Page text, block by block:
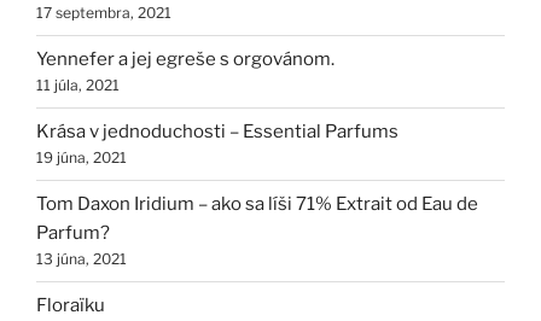
17 septembra, 2021
Yennefer a jej egreše s orgovánom.
11 júla, 2021
Krása v jednoduchosti – Essential Parfums
19 júna, 2021
Tom Daxon Iridium – ako sa líši 71% Extrait od Eau de
Parfum?
13 júna, 2021
Floraïku